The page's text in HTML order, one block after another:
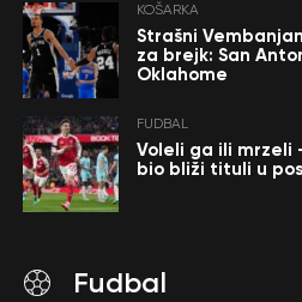
KOŠARKA
Strašni
za brejk: San
Oklahome
FUDBAL
Voleli ga ili mrzeli
bio bliži tituli u
Fudbal